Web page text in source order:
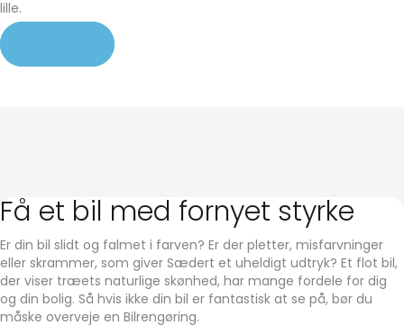
lille.
Få et bil med fornyet styrke
Er din bil slidt og falmet i farven? Er der pletter, misfarvninger
eller skrammer, som giver Sædert et uheldigt udtryk? Et flot bil,
der viser træets naturlige skønhed, har mange fordele for dig
og din bolig. Så hvis ikke din bil er fantastisk at se på, bør du
måske overveje en Bilrengøring.